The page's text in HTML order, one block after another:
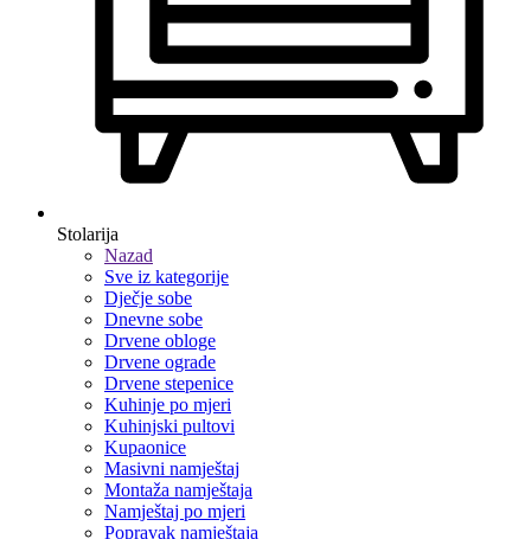
Stolarija
Nazad
Sve iz kategorije
Dječje sobe
Dnevne sobe
Drvene obloge
Drvene ograde
Drvene stepenice
Kuhinje po mjeri
Kuhinjski pultovi
Kupaonice
Masivni namještaj
Montaža namještaja
Namještaj po mjeri
Popravak namještaja